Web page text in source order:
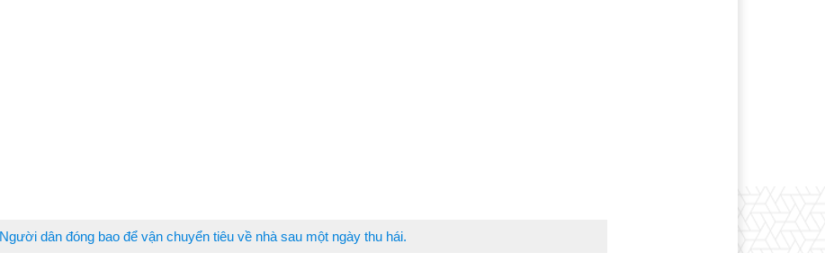
Người dân đóng bao để vận chuyển tiêu về nhà sau một ngày thu hái.